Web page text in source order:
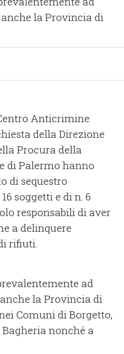
la Provincia di
Anticrimine
della Direzione
Procura della
di Palermo hanno
di sequestro
soggetti e di n. 6
responsabili di aver
a delinquere
rifiuti.
ad
la Provincia di
Comuni di Borgetto,
nonché a